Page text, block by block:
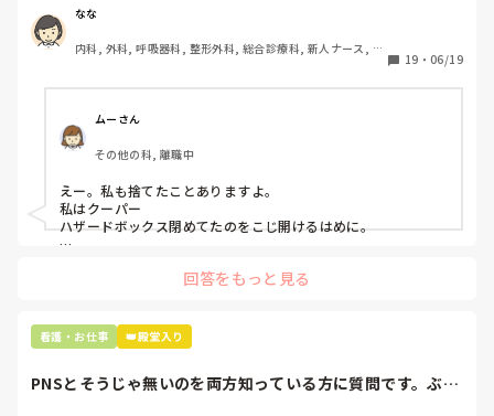
でも呼べないよーーー(T^T)
休憩はちゃんとしてほしいからーーー(T^T)
私が呼んだらまともに休憩出来んやーん…。
さすがに遠慮するよーーー…。
今後のスケジュールを見ると、
1人の時間がある日がポツポツあって不安。
ふぅーーーーー…。
何か違和感があるんだよなぁ。
優しい言葉の奥に。
この違和感は今後どう影響してくるのか。
明日も1日頑張ってきます。
公募から戻っている人もいること。
だから応募をしたのですが……書類選考不合格でした。
「人が足りない」と言いながら、日々閑散期の病棟からリリ
ーフに出しているくらいなのになぁという内情とのギャップ
私がリハビリ病院を経験する中でみつけたやりたいことを否
定された気持ちでいっぱいです。
来年再チャレンジはしますが、なんか……気持ちが疲れちゃ
出戻り不採用食らったことある方いますか？
ゴミと一緒に、ノリで鑷子達を捨てました。。
患者に使用した物品は使い捨て、という認識が頭の中にあっ
て…。
プリセプターに
「普通鑷子捨てる！？明らかに使い捨てて良いような安物じ
ゃないよね？」
「そんなミスした新人、あなたが初めてだよ」
と言われました。。
たしかに、よくよく考えてみれば
手術室で使った物品も全部滅菌して使いまわすし、
なんで頭回らなかったんだろう😭
市長さんは、
患者さんに迷惑かけたわけじゃないから大丈夫、
自分が情けなくて情けなくて😭
なな
内科, 外科, 呼吸器科, 整形外科, 総合診療科, 新人ナース, 脳
19 ・ 06/19
ムーさん
その他の科, 離職中
えー。私も捨てたことありますよ。
私はクーパー
ハザードボックス閉めてたのをこじ開けるはめに。
に出しちゃったり。(これは問題か💦)
回答をもっと見る
看護・お仕事 👑殿堂入り
PNSとそうじゃ無いのを両方知っている方に質問です。ぶっ